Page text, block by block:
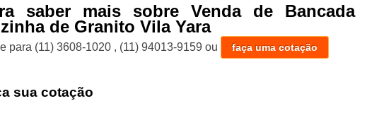
saber mais sobre Venda de Bancada
de Granito Vila Yara
para (11) 3608-1020 , (11) 94013-9159 ou faça uma cotação
sua cotação